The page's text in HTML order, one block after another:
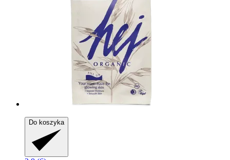
Do koszyka